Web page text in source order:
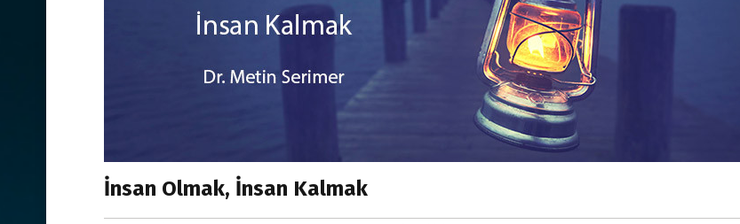
İnsan Olmak, İnsan Kalmak